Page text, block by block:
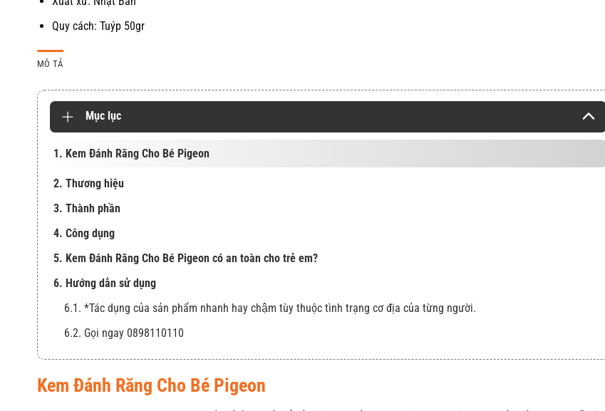
Quy cách: Tuýp 50gr
MÔ TẢ
Mục lục
1. Kem Đánh Răng Cho Bé Pigeon
2. Thương hiệu
3. Thành phần
4. Công dụng
5. Kem Đánh Răng Cho Bé Pigeon có an toàn cho trẻ em?
6. Hướng dẫn sử dụng
6.1. *Tác dụng của sản phẩm nhanh hay chậm tùy thuộc tình trạng cơ địa của từng người.
6.2. Gọi ngay 0898110110
Kem Đánh Răng Cho Bé Pigeon